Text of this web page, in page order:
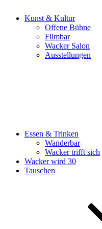
Kunst & Kultur
Offene Bühne
Filmbar
Wacker Salon
Ausstellungen
Essen & Trinken
Wanderbar
Wacker trifft sich
Wacker wird 30
Tauschen